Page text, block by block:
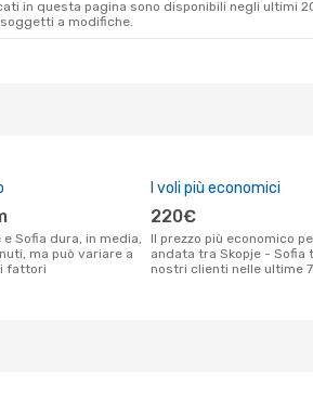
in questa pagina sono disponibili negli ultimi
a modifiche.
ma può variare a
fattori
I voli più economici
220€
Il prezzo più economico per un volo solo
andata tra Skopje - Sofia
nostri clienti nelle ultime